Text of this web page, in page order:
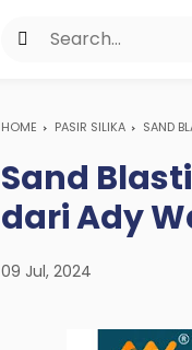
HOME PASIR SILIKA SAND
Sand
dari Ady
09 Jul, 2024